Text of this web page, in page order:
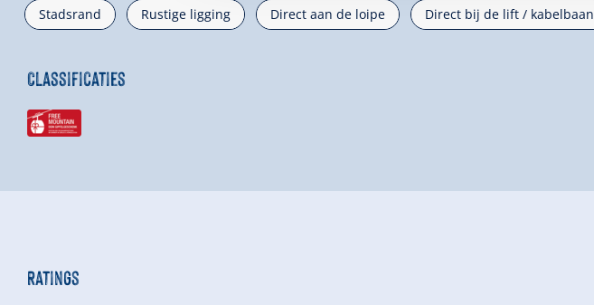
Stadsrand Rustige ligging Direct aan de loipe Direct bij de lift / kabelbaan
Classificaties
Ratings